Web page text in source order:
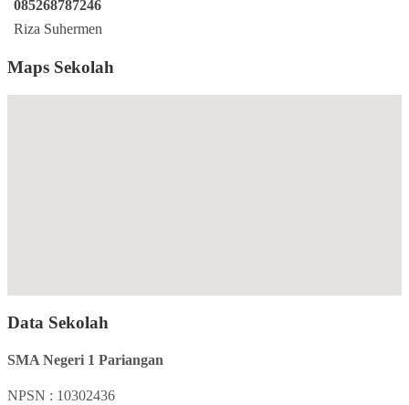
085268787246
Riza Suhermen
Maps Sekolah
Data Sekolah
SMA Negeri 1 Pariangan
NPSN : 10302436